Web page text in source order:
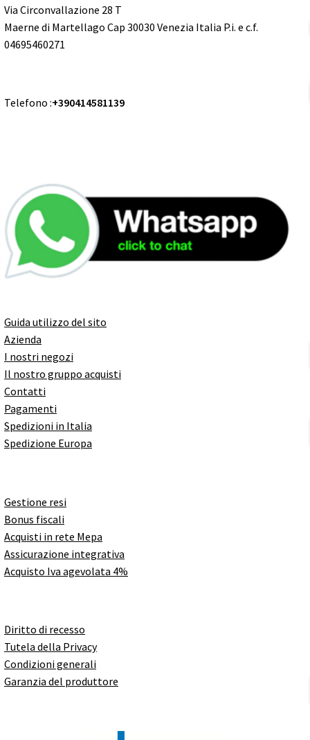
Via Circonvallazione 28 T
Maerne di Martellago Cap 30030 Venezia Italia P.i. e c.f.
04695460271
Telefono :+390414581139
Guida utilizzo del sito
Azienda
I nostri negozi
Il nostro gruppo acquisti
Contatti
Pagamenti
Spedizioni in Italia
Spedizione Europa
Gestione resi
Bonus fiscali
Acquisti in rete Mepa
Assicurazione integrativa
Acquisto Iva agevolata 4%
Diritto di recesso
Tutela della Privacy
Condizioni generali
Garanzia del produttore